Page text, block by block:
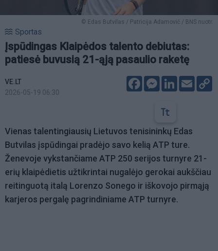
© Edas Butvilas / Patricija Adamovič / BNS nuotr.
Sportas
Įspūdingas Klaipėdos talento debiutas:
patiesė buvusią 21-ąją pasaulio raketę
VE.LT
2026-05-19 06:30
FacebookMessenger
LinkedIn
Email
Vienas talentingiausių Lietuvos tenisininkų Edas
Butvilas įspūdingai pradėjo savo kelią ATP ture.
Ženevoje vykstančiame ATP 250 serijos turnyre 21-
erių klaipėdietis užtikrintai nugalėjo gerokai aukščiau
reitinguotą italą Lorenzo Sonego ir iškovojo pirmąją
karjeros pergalę pagrindiniame ATP turnyre.